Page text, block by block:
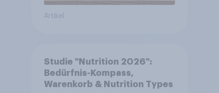
Artikel
Studie "Nutrition 2026":
Bedürfnis-Kompass,
Warenkorb & Nutrition Types